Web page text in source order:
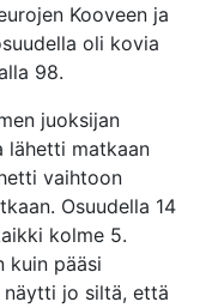
Kooveen ja
oli kovia
98.
juoksijan
lähetti matkaan
vaihtoon
Osuudella 14
kolme 5.
kuin pääsi
näytti jo siltä, että